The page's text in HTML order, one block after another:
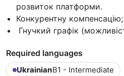
розвиток платформи.
Конкурентну компенсацію;
Гнучкий графік
Required languages
UkrainianB1 - Intermediate